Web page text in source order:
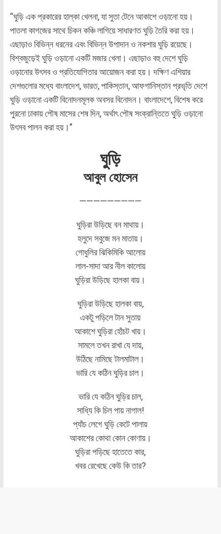
“ঘুড়ি এক প্রকারের হাল্কা খেলনা, যা সুতা টেনে আকাশে ওড়ানো হয়।
পাতলা কাগজের সাথে চিকন কঞ্চি লাগিয়ে সাধারণত ঘুড়ি তৈরি করা হয়।
এছাড়াও বিভিন্ন ধরনের এবং বিভিন্ন উপাদান ও নকশার ঘুড়ি রয়েছে।
বিশ্বজুড়েই ঘুড়ি ওড়ানো একটি মজার খেলা। এছাড়াও বহু দেশে ঘুড়ি
ওড়ানোর উৎসব ও প্রতিযোগিতার আয়োজন করা হয়। দক্ষিণ এশিয়ার
দেশগুলোর মধ্যে বাংলাদেশ, ভারত, পাকিস্তান, আফগানিস্তান প্রভৃতি দেশে
ঘুড়ি ওড়ানো একটি বিনোদনমূলক অবসর বিনোদন। বাংলাদেশে, বিশেষ করে
পুরনো ঢাকায় পৌষ মাসের শেষ দিন, অর্থাৎ পৌষ সংক্রান্তিতে ঘুড়ি ওড়ানো
উৎসব পালন করা হয়।”
ঘুড়ি
আবুল হোসেন
—————————
ঘুড়িরা উড়িছে বন মাথায়।
হলুদে সবুজে মন মাতায়।
গোধুলির ঝিকিমিকি আলোয়
লাল-সাদা আর নীল কালোয়
ঘুড়িরা উড়িছে হালকা বায়।
ঘুড়িরা উড়িছে হালকা বায়,
একটু পড়িলে টান সুতায়
আকাশে ঘুড়িরা হোঁচট খায়।
সামলে তখন রাখা যে দায়,
উঠিছে নামিছে টালমাটাল।
ভারি যে কঠিন ঘুড়ির চাল।
ভারি যে কঠিন ঘুড়ির চাল,
সাধ্যি কি চিল পায় নাগাল!
প্যাঁচ লেগে ঘুড়ি কেটে পালায়
আকাশের কোথা কোন কোণায়।
ঘুড়িরা পড়িছে হাতেতে কার,
খবর রেখেছে কেউ কি তার?